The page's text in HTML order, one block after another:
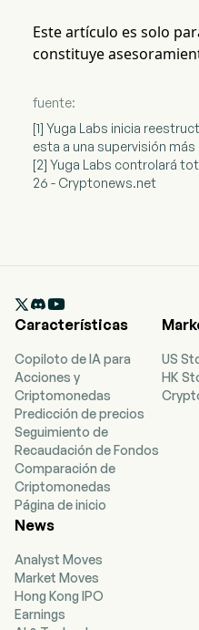
Este artículo es solo
constituye
fuente:
[1] Yuga Labs inicia
esta a una supervisión
[2] Yuga Labs controlará
26 - Cryptonews.net

Características
Copiloto de IA para
Acciones y
Criptomonedas
Predicción de precios
Seguimiento de
Recaudación de Fondos
Comparación de
Criptomonedas
Página de inicio
US
HK
News
Analyst Moves
Market Moves
Hong Kong IPO
Earnings